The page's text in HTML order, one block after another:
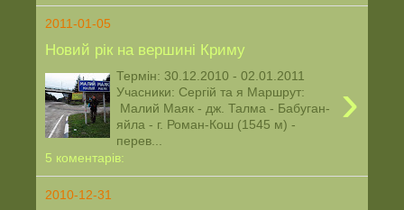
2011-01-05
Новий рік на вершині Криму
›
Термін: 30.12.2010 - 02.01.2011
Учасники: Сергій та я Маршрут:
Малий Маяк - дж. Талма - Бабуган-
яйла - г. Роман-Кош (1545 м) -
перев...
5 коментарів:
2010-12-31